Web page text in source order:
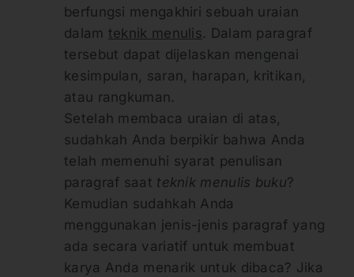
berfungsi mengakhiri sebuah uraian
dalam teknik menulis. Dalam paragraf
tersebut dapat dijelaskan mengenai
kesimpulan, saran, harapan, kritikan,
atau rangkuman.
Setelah membaca uraian di atas,
sudahkah Anda berpikir bahwa Anda
telah memenuhi syarat penulisan
paragraf saat teknik menulis buku?
Kemudian sudahkah Anda
menggunakan jenis-jenis paragraf yang
ada secara variatif untuk membuat
karya Anda menarik untuk dibaca? Jika